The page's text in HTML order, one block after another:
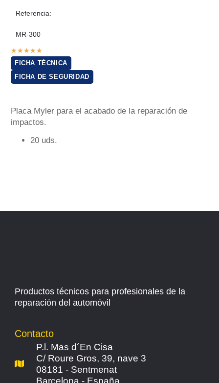
Referencia:
MR-300
★★★★★
FICHA TÉCNICA
FICHA DE SEGURIDAD
Placa Myler para el acabado de la reparación de
impactos.
20 uds.
Productos técnicos para profesionales de la
reparación del automóvil
Contacto
P.l. Mas d´En Cisa
C/ Roure Gros, 39, nave 3
08181 - Sentmenat
Barcelona - España